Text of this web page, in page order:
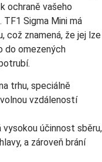
ochraně vašeho
Sigma Mini má
což znamená, že jej lze
do omezených
trhu, speciálně
vzdáleností
účinnost sběru,
a zároveň brání